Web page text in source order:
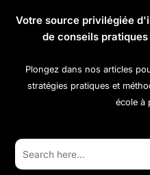
Votre source privilégiée
de conseils
Plongez dans nos articles
stratégies pratiques et
école à
Search
for: